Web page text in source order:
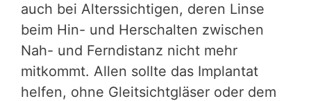
auch bei Alterssichtigen, deren Linse
beim Hin- und Herschalten zwischen
Nah- und Ferndistanz nicht mehr
mitkommt. Allen sollte das Implantat
helfen, ohne Gleitsichtgläser oder dem